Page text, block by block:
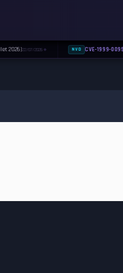
2026)22/07/2026 ◆ NVD CVE-1999-0095